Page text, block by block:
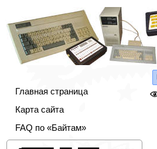
Главная страница
Карта сайта
FAQ по «Байтам»